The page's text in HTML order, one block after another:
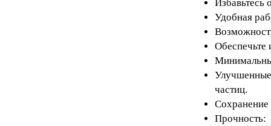
Избавьтесь
Удобная
Обеспечьте
частиц.
Сохранение